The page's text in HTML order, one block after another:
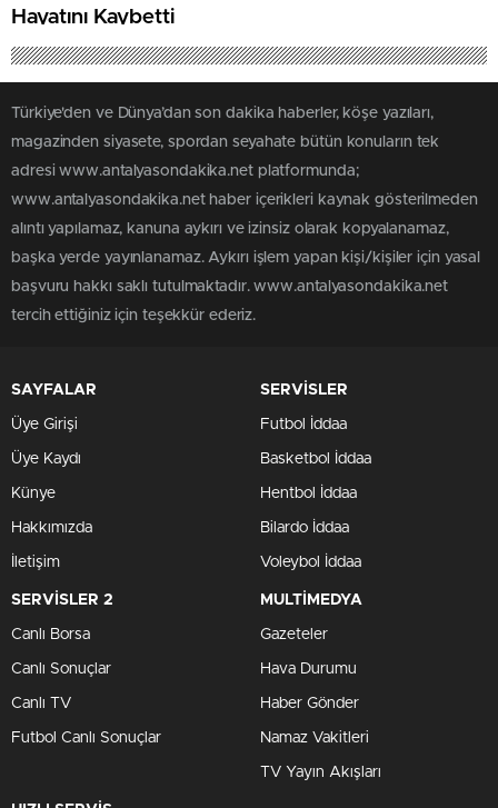
Hayatını Kaybetti
Türkiye'den ve Dünya’dan son dakika haberler, köşe yazıları,
magazinden siyasete, spordan seyahate bütün konuların tek
adresi www.antalyasondakika.net platformunda;
www.antalyasondakika.net haber içerikleri kaynak gösterilmeden
alıntı yapılamaz, kanuna aykırı ve izinsiz olarak kopyalanamaz,
başka yerde yayınlanamaz. Aykırı işlem yapan kişi/kişiler için yasal
başvuru hakkı saklı tutulmaktadır. www.antalyasondakika.net
tercih ettiğiniz için teşekkür ederiz.
SAYFALAR
Üye Girişi
Üye Kaydı
Künye
Hakkımızda
İletişim
SERVİSLER
Futbol İddaa
Basketbol İddaa
Hentbol İddaa
Bilardo İddaa
Voleybol İddaa
SERVİSLER 2
Canlı Borsa
Canlı Sonuçlar
Canlı TV
Futbol Canlı Sonuçlar
MULTİMEDYA
Gazeteler
Hava Durumu
Haber Gönder
Namaz Vakitleri
TV Yayın Akışları